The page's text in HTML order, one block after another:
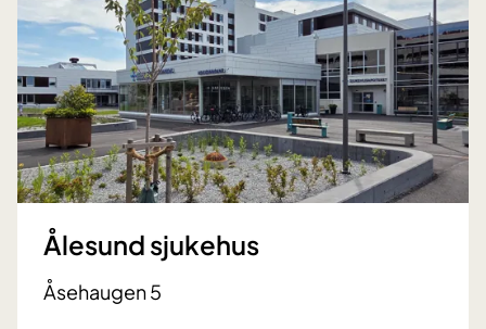
Ålesund sjukehus
Åsehaugen 5